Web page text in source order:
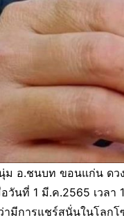
ม อ.ชนบท ขอนแก่น ดวง
อวันที่ 1 มี.ค.2565 เวลา
ามีการแชร์สนั่นในโลก